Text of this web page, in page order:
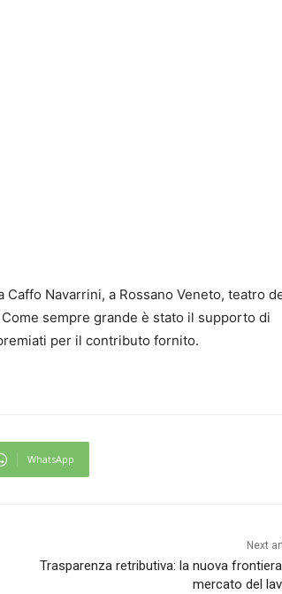
Navarrini, a Rossano Veneto, teatro
sempre grande è stato il supporto di
per il contributo fornito.
WhatsApp
Next
Trasparenza retributiva: la nuova
mercato del